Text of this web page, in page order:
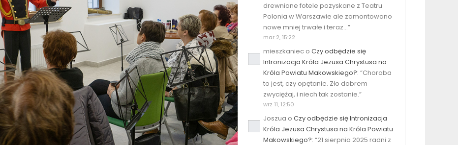
drewniane fotele pozyskane z Teatru
Polonia w Warszawie ale zamontowano
nowe mniej trwałe i teraz…”
mar 2, 15:22
mieszkanieco Czy odbędzie się
Intronizacja Króla Jezusa Chrystusa na
Króla Powiatu Makowskiego?: “Choroba
to jest, czy opętanie. Zło dobrem
zwyciężaj, i niech tak zostanie.”
wrz 11, 12:50
Joszua o Czy odbędzie się Intronizacja
Króla Jezusa Chrystusa na Króla Powiatu
Makowskiego?: “21 sierpnia 2025 radni z